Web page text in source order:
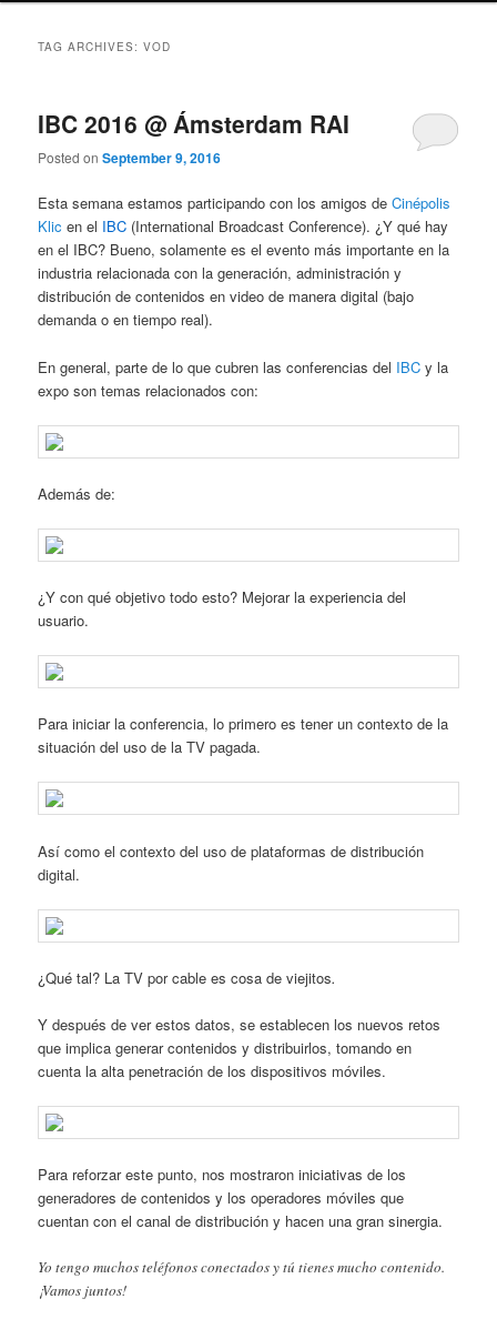
TAG ARCHIVES:VOD
IBC 2016 @ Ámsterdam RAI
Posted onSeptember 9, 2016
Esta semana estamos participando con los amigos deCinépolis
Klic en el IBC (International Broadcast Conference). ¿Y qué hay
en el IBC? Bueno, solamente es el evento más importante en la
industria relacionada con la generación, administración y
distribución de contenidos en video de manera digital (bajo
demanda o en tiempo real).
En general, parte de lo que cubren las conferencias del IBC y la
expo son temas relacionados con:
Además de:
¿Y con qué objetivo todo esto? Mejorar la experiencia del
usuario.
Para iniciar la conferencia, lo primero es tener un contexto de la
situación del uso de la TV pagada.
Así como el contexto del uso de plataformas de distribución
digital.
¿Qué tal? La TV por cable es cosa de viejitos.
Y después de ver estos datos, se establecen los nuevos retos
que implica generar contenidos y distribuirlos, tomando en
cuenta la alta penetración de los dispositivos móviles.
Para reforzar este punto, nos mostraron iniciativas de los
generadores de contenidos y los operadores móviles que
cuentan con el canal de distribución y hacen una gran sinergia.
Yo tengo muchos teléfonos conectados y tú tienes mucho contenido.
¡Vamos juntos!